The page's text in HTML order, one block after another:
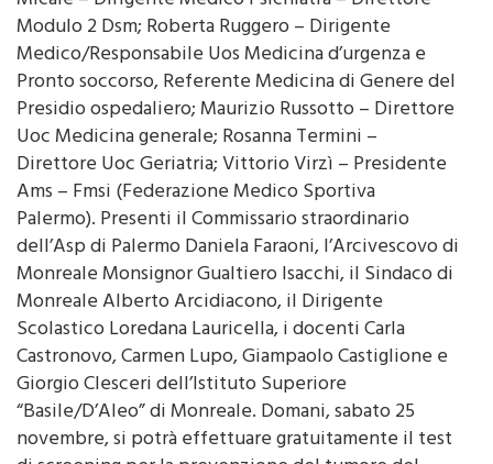
Medico/Responsabile Uos Medicina d’urgenza e
Pronto soccorso, Referente Medicina di Genere del
Presidio ospedaliero; Maurizio Russotto – Direttore
Uoc Medicina generale; Rosanna Termini –
Direttore Uoc Geriatria; Vittorio Virzì – Presidente
Ams – Fmsi (Federazione Medico Sportiva
Palermo). Presenti il Commissario straordinario
dell’Asp di Palermo Daniela Faraoni, l’Arcivescovo di
Monreale Monsignor Gualtiero Isacchi, il Sindaco di
Monreale Alberto Arcidiacono, il Dirigente
Scolastico Loredana Lauricella, i docenti Carla
Castronovo, Carmen Lupo, Giampaolo Castiglione e
Giorgio Clesceri dell’Istituto Superiore
“Basile/D’Aleo” di Monreale. Domani, sabato 25
novembre, si potrà effettuare gratuitamente il test
di screening per la prevenzione del tumore del